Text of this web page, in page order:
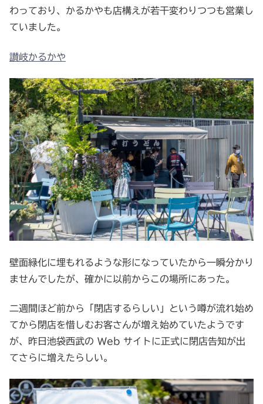
わっており、かるかやも店構えが若干変わりつつも営業し
ていました。
讃岐かるかや
壁面緑化に埋もれるような形になっていたから一瞬分かり
ませんでしたが、確かに以前からこの場所にあった。
二週間ほど前から「閉店するらしい」という噂が流れ始め
てから閉店を惜しむお客さんが増え始めていたようです
が、昨日池袋西武の Web サイトに正式に閉店告知が出
てさらに増えたらしい。